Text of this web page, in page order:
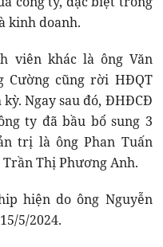
kinh doanh.
viên khác là ông Văn
Cường cũng rời HĐQT
Ngay sau đó, ĐHĐCĐ
ty đã bầu bổ sung 3
trị là ông Phan Tuấn
Thị Phương Anh.
hiện do ông Nguyễn
5/2024.